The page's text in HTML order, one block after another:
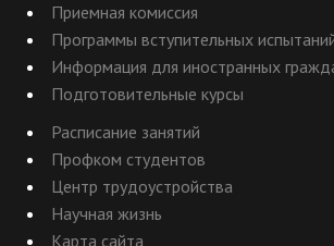
Приемная комиссия
Программы вступительных
Информация для иностранных
Подготовительные курсы
Расписание занятий
Профком студентов
Центр трудоустройства
Научная жизнь
Карта сайта